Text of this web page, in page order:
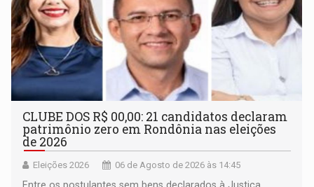
CLUBE DOS R$ 00,00: 21 candidatos declaram
patrimônio zero em Rondônia nas eleições
de 2026
Eleições 2026 06 de Agosto de 2026 às 14:45
Entre os postulantes sem bens declarados à Justiça